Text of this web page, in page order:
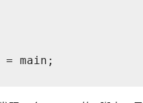
= main;